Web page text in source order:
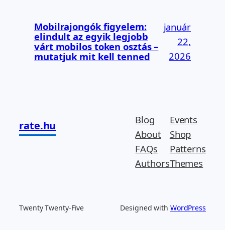
Mobilrajongók figyelem:
elindult az egyik legjobb
várt mobilos token osztás –
mutatjuk mit kell tenned
január
22,
2026
rate.hu
Blog
About
FAQs
Authors
Events
Shop
Patterns
Themes
Twenty Twenty-Five Designed with WordPress